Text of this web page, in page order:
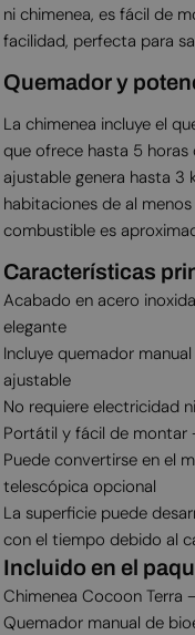
ni chimenea, es fácil de
facilidad, perfecta para
Quemador y
La chimenea incluye el
que ofrece hasta 5
ajustable genera hasta 3
habitaciones de al
combustible es
Características
Acabado en acero
elegante
Incluye quemador
ajustable
No requiere electricidad
Portátil y fácil de montar
Puede convertirse en el
telescópica opcional
La superficie puede
con el tiempo debido al
Incluido en el
Chimenea Cocoon Terra
Quemador manual de